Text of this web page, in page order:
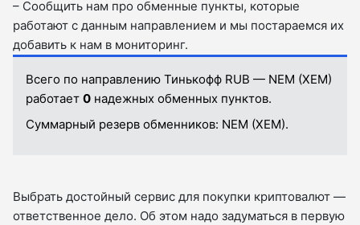
– Сообщить нам про обменные пункты, которые
работают с данным направлением и мы постараемся их
добавить к нам в мониторинг.
Всего по направлению Тинькофф RUB — NEM (XEM)
работает 0 надежных обменных пунктов.
Суммарный резерв обменников: NEM (XEM).
Выбрать достойный сервис для покупки криптовалют —
ответственное дело. Об этом надо задуматься в первую